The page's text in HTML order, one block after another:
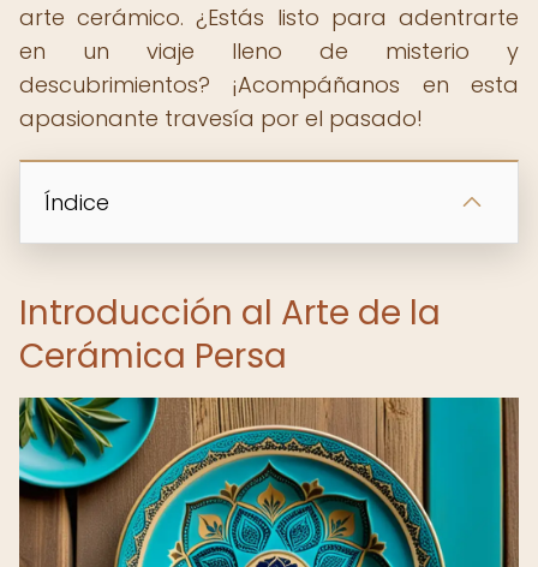
arte cerámico. ¿Estás listo para adentrarte
en un viaje lleno de misterio y
descubrimientos? ¡Acompáñanos en esta
apasionante travesía por el pasado!
Índice
Introducción al Arte de la
Cerámica Persa